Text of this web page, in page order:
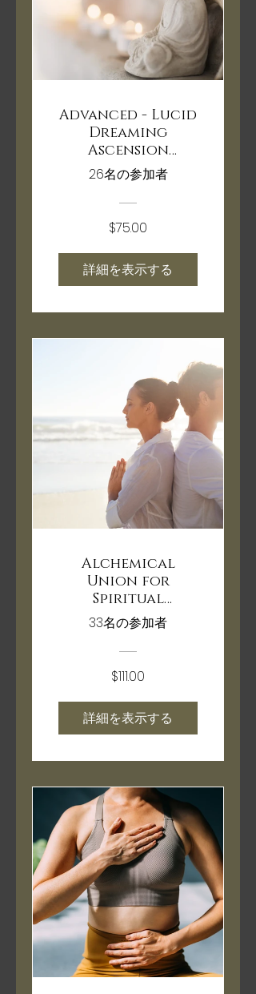
Advanced - Lucid
Dreaming
Ascension
Training
26名の参加者
$75.00
詳細を表示する
Alchemical
Union for
Spiritual
Evolution
33名の参加者
$111.00
詳細を表示する